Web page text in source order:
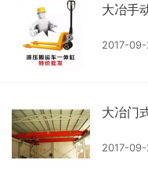
大冶手
2017-
大冶门
2017-